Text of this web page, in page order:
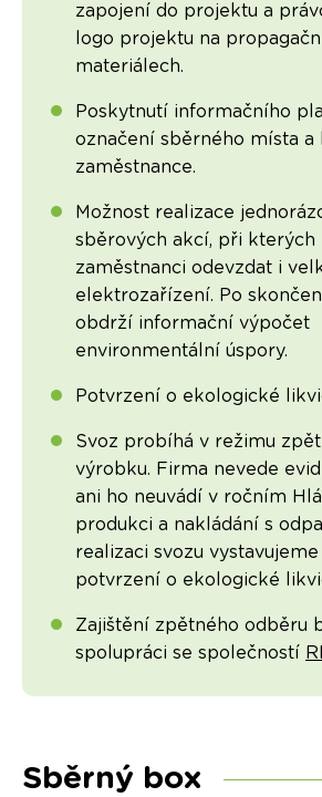
zapojení do projektu a
logo projektu na
materiálech.
Poskytnutí informačního
označení sběrného místa a
zaměstnance.
Možnost realizace
sběrových akcí, při kterých
zaměstnanci odevzdat i
elektrozařízení. Po
obdrží informační výpočet
environmentální úspory.
Potvrzení o ekologické
Svoz probíhá v režimu
výrobku. Firma nevede
ani ho neuvádí v ročním
produkci a nakládání s
realizaci svozu
potvrzení o ekologické
Zajištění zpětného odběru
spolupráci se společností
Sběrný box